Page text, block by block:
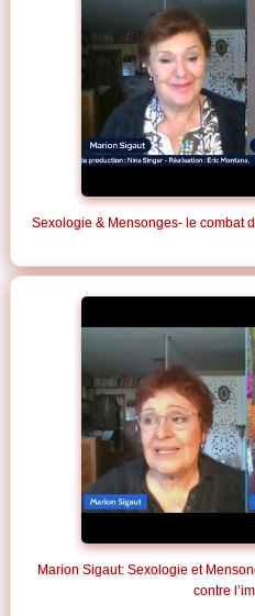
Sexologie & Mensonges- le combat
Marion Sigaut: Sexologie et
contre